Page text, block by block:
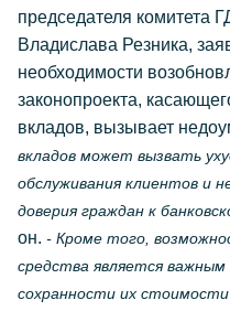
председателя комитета
Владислава Резника,
необходимости
законопроекта,
вкладов, вызывает
вкладов может вызвать
обслуживания клиентов и
доверия граждан к
он. - Кроме того,
средства является важным
сохранности их стоимости